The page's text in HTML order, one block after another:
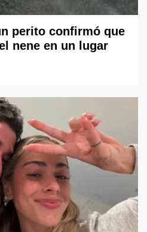
perito confirmó que
nene en un lugar